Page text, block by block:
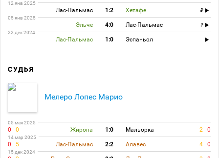
12 янв 2025
Лас-Пальмас 1:2 Хетафе
05 янв 2025
Эльче 4:0 Лас-Пальмас
22 дек 2024
Лас-Пальмас 1:0 Эспаньол
СУДЬЯ
Мелеро Лопес Марио
05 мая 2025
0 0 Жирона 1:0 Мальорка 2 0
14 мар 2025
0 5 Лас-Пальмас 2:2 Алавес 4 0
15 дек 2024